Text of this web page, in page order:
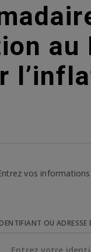
au
vos
OU ADRESSE